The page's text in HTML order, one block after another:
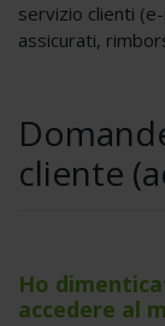
servizio clienti (e-
assicurati,
cliente
Ho
accedere al